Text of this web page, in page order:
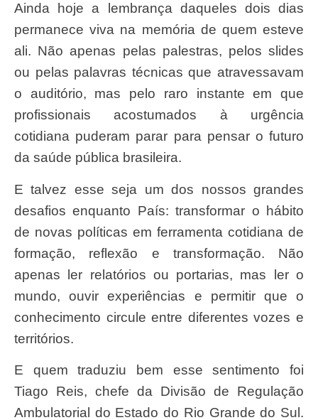
Ainda hoje a lembrança daqueles dois dias
permanece viva na memória de quem esteve
ali. Não apenas pelas palestras, pelos slides
ou pelas palavras técnicas que atravessavam
o auditório, mas pelo raro instante em que
profissionais acostumados à urgência
cotidiana puderam parar para pensar o futuro
da saúde pública brasileira.
E talvez esse seja um dos nossos grandes
desafios enquanto País: transformar o hábito
de novas políticas em ferramenta cotidiana de
formação, reflexão e transformação. Não
apenas ler relatórios ou portarias, mas ler o
mundo, ouvir experiências e permitir que o
conhecimento circule entre diferentes vozes e
territórios.
E quem traduziu bem esse sentimento foi
Tiago Reis, chefe da Divisão de Regulação
Ambulatorial do Estado do Rio Grande do Sul.